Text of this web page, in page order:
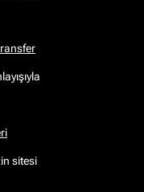
sitesi